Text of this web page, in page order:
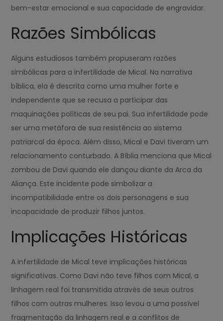
bem-estar emocional e sua capacidade de engravidar.
Razões Simbólicas
Alguns estudiosos também propuseram razões
simbólicas para a infertilidade de Mical. Na narrativa
bíblica, ela é descrita como uma mulher forte e
independente que se recusa a participar das
maquinações políticas de seu pai. Sua infertilidade pode
ser uma metáfora de sua resistência ao sistema
patriarcal da época. Além disso, Mical e Davi tiveram um
relacionamento conturbado. A Bíblia menciona que Mical
zombou de Davi quando ele dançou diante da Arca da
Aliança. Este incidente pode simbolizar a
incompatibilidade entre os dois personagens e sua
incapacidade de produzir filhos juntos.
Implicações Históricas
A infertilidade de Mical teve implicações históricas
significativas. Como Davi não teve filhos com Mical, a
linhagem real foi transmitida através de seus outros
filhos com outras mulheres. Isso levou a uma possível
fragmentação da linhagem real e a conflitos de